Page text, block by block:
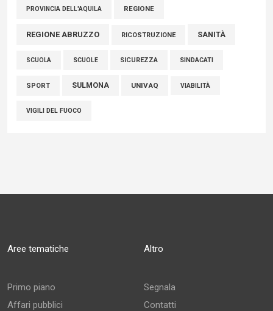
PROVINCIA DELL'AQUILA REGIONE
REGIONE ABRUZZO RICOSTRUZIONE SANITÀ
SCUOLA SCUOLE SICUREZZA SINDACATI
SPORT SULMONA UNIVAQ VIABILITÀ
VIGILI DEL FUOCO
Aree tematiche
Primo piano
Affari pubblici
Altro
Segnala
Contatti